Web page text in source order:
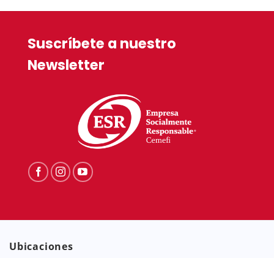
Suscríbete a nuestro
Newsletter
Ubicaciones